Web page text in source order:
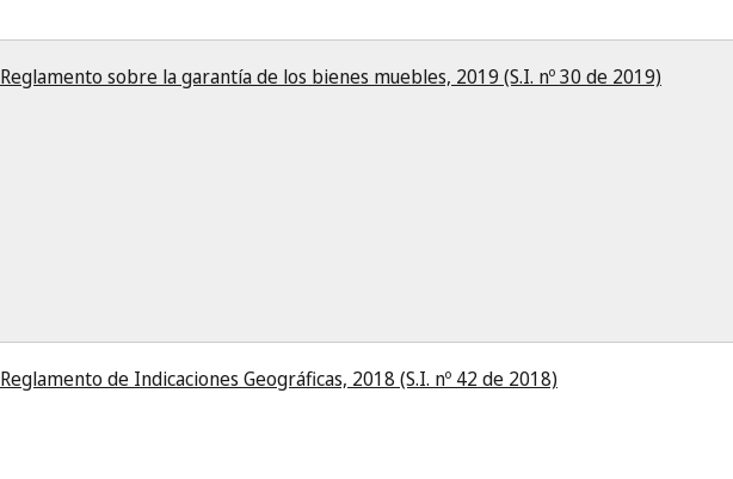
Reglamento sobre la garantía de los bienes muebles, 2019 (S.I. nº 30 de 2019)
Reglamento de Indicaciones Geográficas, 2018 (S.I. nº 42 de 2018)